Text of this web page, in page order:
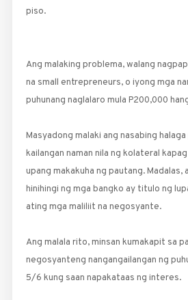
piso.
Ang malaking problema, walang
na small entrepreneurs, o iyong mga
puhunang naglalaro mula P200,000
Masyadong malaki ang nasabing halaga
kailangan naman nila ng kolateral
upang makakuha ng pautang. Madalas,
hinihingi ng mga bangko ay titulo ng
ating mga maliliit na negosyante.
Ang malala rito, minsan kumakapit sa
negosyanteng nangangailangan ng
5/6 kung saan napakataas ng interes.